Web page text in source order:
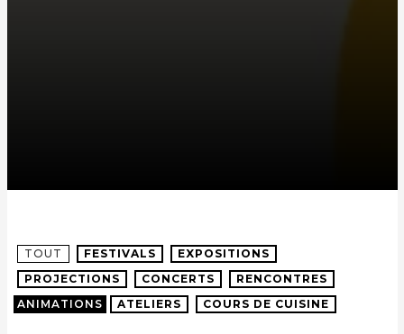
TOUT FESTIVALS
EXPOSITIONS
PROJECTIONS
CONCERTS
RENCONTRES
ANIMATIONS
ATELIERS COURS DE CUISINE